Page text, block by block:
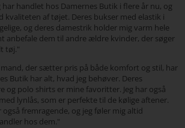
har handlet hos Damernes Butik i flere år nu, og
kvaliteten af tøjet. Deres bukser med elastik i
og deres damestrik holder mig varm hele
anbefale dem til andre ældre kvinder, der søger
tøj."
mand, der sætter pris på både komfort og stil, har
Butik har alt, hvad jeg behøver. Deres
og polo shirts er mine favoritter. Jeg har også
lynlås, som er perfekte til de kølige aftener.
også fremragende, og jeg føler mig altid
hos dem."